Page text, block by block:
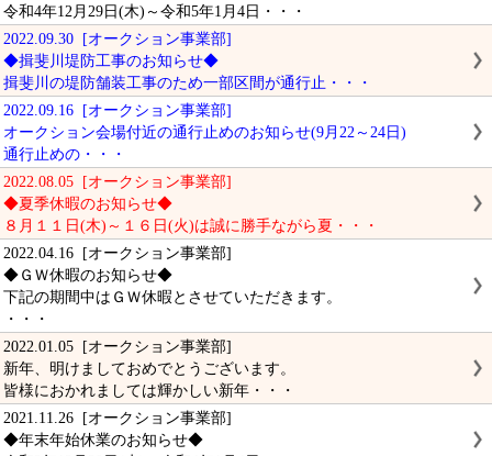
令和4年12月29日(木)～令和5年1月4日・・・
2022.09.30 [オークション事業部]
◆揖斐川堤防工事のお知らせ◆
揖斐川の堤防舗装工事のため一部区間が通行止・・・
2022.09.16 [オークション事業部]
オークション会場付近の通行止めのお知らせ(9月22～24日)
通行止めの・・・
2022.08.05 [オークション事業部]
◆夏季休暇のお知らせ◆
８月１１日(木)～１６日(火)は誠に勝手ながら夏・・・
2022.04.16 [オークション事業部]
◆ＧＷ休暇のお知らせ◆
下記の期間中はＧＷ休暇とさせていただきます。
・・・
2022.01.05 [オークション事業部]
新年、明けましておめでとうございます。
皆様におかれましては輝かしい新年・・・
2021.11.26 [オークション事業部]
◆年末年始休業のお知らせ◆